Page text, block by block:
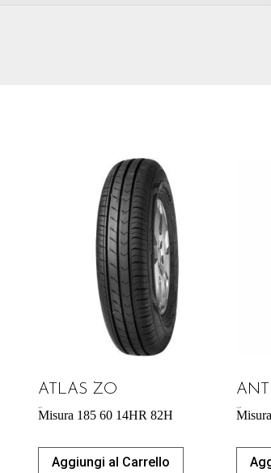
ATLAS ZO
Misura 185 60 14HR 82H
Aggiungi al Carrello